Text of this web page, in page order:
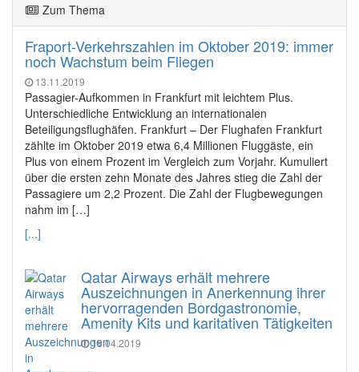
Zum Thema
Fraport-Verkehrszahlen im Oktober 2019: immer
noch Wachstum beim Fliegen
13.11.2019
Passagier-Aufkommen in Frankfurt mit leichtem Plus.
Unterschiedliche Entwicklung an internationalen
Beteiligungsflughäfen. Frankfurt – Der Flughafen Frankfurt
zählte im Oktober 2019 etwa 6,4 Millionen Fluggäste, ein
Plus von einem Prozent im Vergleich zum Vorjahr. Kumuliert
über die ersten zehn Monate des Jahres stieg die Zahl der
Passagiere um 2,2 Prozent. Die Zahl der Flugbewegungen
nahm im […]
[...]
Qatar Airways erhält mehrere
Auszeichnungen in Anerkennung ihrer
hervorragenden Bordgastronomie,
Amenity Kits und karitativen Tätigkeiten
18.04.2019